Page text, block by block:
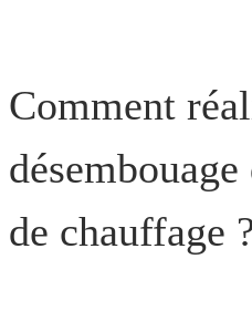
Comment
de chauffage